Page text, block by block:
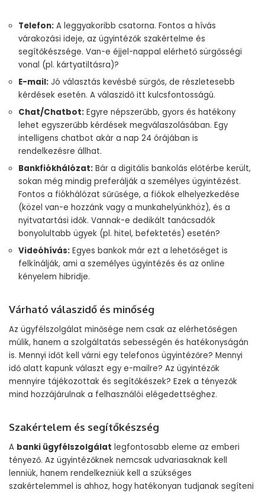
Telefon: A leggyakoribb csatorna. Fontos a hívás
várakozási ideje, az ügyintézők szakértelme és
segítőkészsége. Van-e éjjel-nappal elérhető sürgősségi
vonal (pl. kártyatiltásra)?
E-mail: Jó választás kevésbé sürgős, de részletesebb
kérdések esetén. A válaszidő itt kulcsfontosságú.
Chat/Chatbot: Egyre népszerűbb, gyors és hatékony
lehet egyszerűbb kérdések megválaszolásában. Egy
intelligens chatbot akár a nap 24 órájában is
rendelkezésre állhat.
Bankfiókhálózat: Bár a digitális bankolás előtérbe került,
sokan még mindig preferálják a személyes ügyintézést.
Fontos a fiókhálózat sűrűsége, a fiókok elhelyezkedése
(közel van-e hozzánk vagy a munkahelyünkhöz), és a
nyitvatartási idők. Vannak-e dedikált tanácsadók
bonyolultabb ügyek (pl. hitel, befektetés) esetén?
Videóhívás: Egyes bankok már ezt a lehetőséget is
felkínálják, ami a személyes ügyintézés és az online
kényelem hibridje.
Várható válaszidő és minőség
Az ügyfélszolgálat minősége nem csak az elérhetőségen
múlik, hanem a szolgáltatás sebességén és hatékonyságán
is. Mennyi időt kell várni egy telefonos ügyintézőre? Mennyi
idő alatt kapunk választ egy e-mailre? Az ügyintézők
mennyire tájékozottak és segítőkészek? Ezek a tényezők
mind hozzájárulnak a felhasználói elégedettséghez.
Szakértelem és segítőkészség
A banki ügyfélszolgálat legfontosabb eleme az emberi
tényező. Az ügyintézőknek nemcsak udvariasaknak kell
lenniük, hanem rendelkezniük kell a szükséges
szakértelemmel is ahhoz, hogy hatékonyan tudjanak segíteni